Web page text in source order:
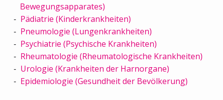
Bewegungsapparates)
Pädiatrie (Kinderkrankheiten)
Pneumologie (Lungenkrankheiten)
Psychiatrie (Psychische Krankheiten)
Rheumatologie (Rheumatologische Krankheiten)
Urologie (Krankheiten der Harnorgane)
Epidemiologie (Gesundheit der Bevölkerung)